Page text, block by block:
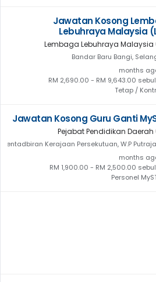
Jawatan Kosong
Lebuhraya Malaysia
Lembaga Lebuhraya Malaysia
Bandar Baru Bangi,
RM 2,690.00 - RM 9,643.00
Tetap /
Jawatan Kosong Guru Ganti
Pejabat Pendidikan Daerah
Pentadbiran Kerajaan Persekutuan, W.P
RM 1,900.00 - RM 2,500.00
Personel